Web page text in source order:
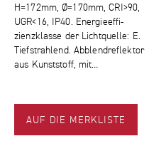
H=172mm, Ø=170mm, CRI>90,
UGR<16, IP40. Energie­ef­fi­
zienzklasse der Lichtquelle: E.
Tiefstrahlend. Abblendreflektor
aus Kunststoff, mit…